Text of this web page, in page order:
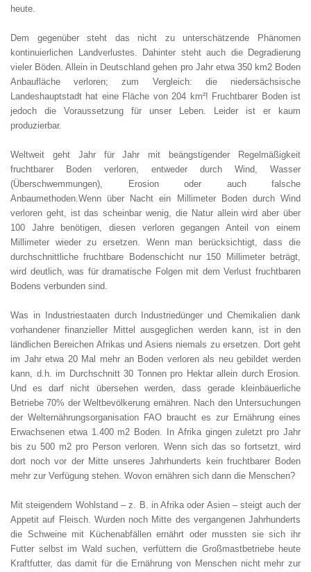
heute.
Dem gegenüber steht das nicht zu unterschätzende Phänomen
kontinuierlichen Landverlustes. Dahinter steht auch die Degradierung
vieler Böden. Allein in Deutschland gehen pro Jahr etwa 350 km2 Boden
Anbaufläche verloren; zum Vergleich: die niedersächsische
Landeshauptstadt hat eine Fläche von 204 km²! Fruchtbarer Boden ist
jedoch die Voraussetzung für unser Leben. Leider ist er kaum
produzierbar.
Weltweit geht Jahr für Jahr mit beängstigender Regelmäßigkeit
fruchtbarer Boden verloren, entweder durch Wind, Wasser
(Überschwemmungen), Erosion oder auch falsche
Anbaumethoden.Wenn über Nacht ein Millimeter Boden durch Wind
verloren geht, ist das scheinbar wenig, die Natur allein wird aber über
100 Jahre benötigen, diesen verloren gegangen Anteil von einem
Millimeter wieder zu ersetzen. Wenn man berücksichtigt, dass die
durchschnittliche fruchtbare Bodenschicht nur 150 Millimeter beträgt,
wird deutlich, was für dramatische Folgen mit dem Verlust fruchtbaren
Bodens verbunden sind.
Was in Industriestaaten durch Industriedünger und Chemikalien dank
vorhandener finanzieller Mittel ausgeglichen werden kann, ist in den
ländlichen Bereichen Afrikas und Asiens niemals zu ersetzen. Dort geht
im Jahr etwa 20 Mal mehr an Boden verloren als neu gebildet werden
kann, d.h. im Durchschnitt 30 Tonnen pro Hektar allein durch Erosion.
Und es darf nicht übersehen werden, dass gerade kleinbäuerliche
Betriebe 70% der Weltbevölkerung ernähren. Nach den Untersuchungen
der Welternährungsorganisation FAO braucht es zur Ernährung eines
Erwachsenen etwa 1.400 m2 Boden. In Afrika gingen zuletzt pro Jahr
bis zu 500 m2 pro Person verloren. Wenn sich das so fortsetzt, wird
dort noch vor der Mitte unseres Jahrhunderts kein fruchtbarer Boden
mehr zur Verfügung stehen. Wovon ernähren sich dann die Menschen?
Mit steigendem Wohlstand – z. B. in Afrika oder Asien – steigt auch der
Appetit auf Fleisch. Wurden noch Mitte des vergangenen Jahrhunderts
die Schweine mit Küchenabfällen ernährt oder mussten sie sich ihr
Futter selbst im Wald suchen, verfüttern die Großmastbetriebe heute
Kraftfutter, das damit für die Ernährung von Menschen nicht mehr zur